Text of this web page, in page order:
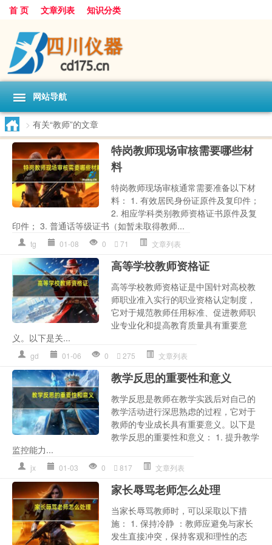
首 页 文章列表 知识分类
网站导航
> 有关“教师”的文章
特岗教师现场审核需要哪些材
料
特岗教师现场审核通常需要准备以下材
料： 1. 有效居民身份证原件及复印件；
2. 相应学科类别教师资格证书原件及复
印件； 3. 普通话等级证书（如暂未取得教师...
tg 01-08 0 71 文章列表
高等学校教师资格证
高等学校教师资格证是中国针对高校教
师职业准入实行的职业资格认定制度，
它对于规范教师任用标准、促进教师职
业专业化和提高教育质量具有重要意
义。以下是关...
gd 01-06 0 275 文章列表
教学反思的重要性和意义
教学反思是教师在教学实践后对自己的
教学活动进行深思熟虑的过程，它对于
教师的专业成长具有重要意义。以下是
教学反思的重要性和意义： 1. 提升教学
监控能力...
jx 01-03 0 817 文章列表
家长辱骂老师怎么处理
当家长辱骂教师时，可以采取以下措
施： 1. 保持冷静 ：教师应避免与家长
发生直接冲突，保持客观和理性的态